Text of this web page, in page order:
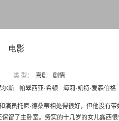
电影
类 型： 喜剧
剧情
尔斯 帕翠西亚·希顿 海莉·凯特·爱森伯格
演员托尼·德桑蒂相处得很好，但他没有
留了主卧室。务实的十几岁的女儿露西很